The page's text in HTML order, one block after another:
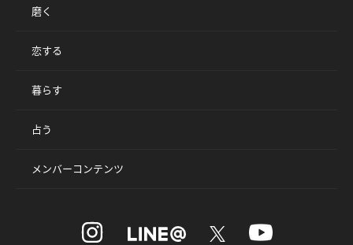
磨く
恋する
暮らす
占う
メンバーコンテンツ